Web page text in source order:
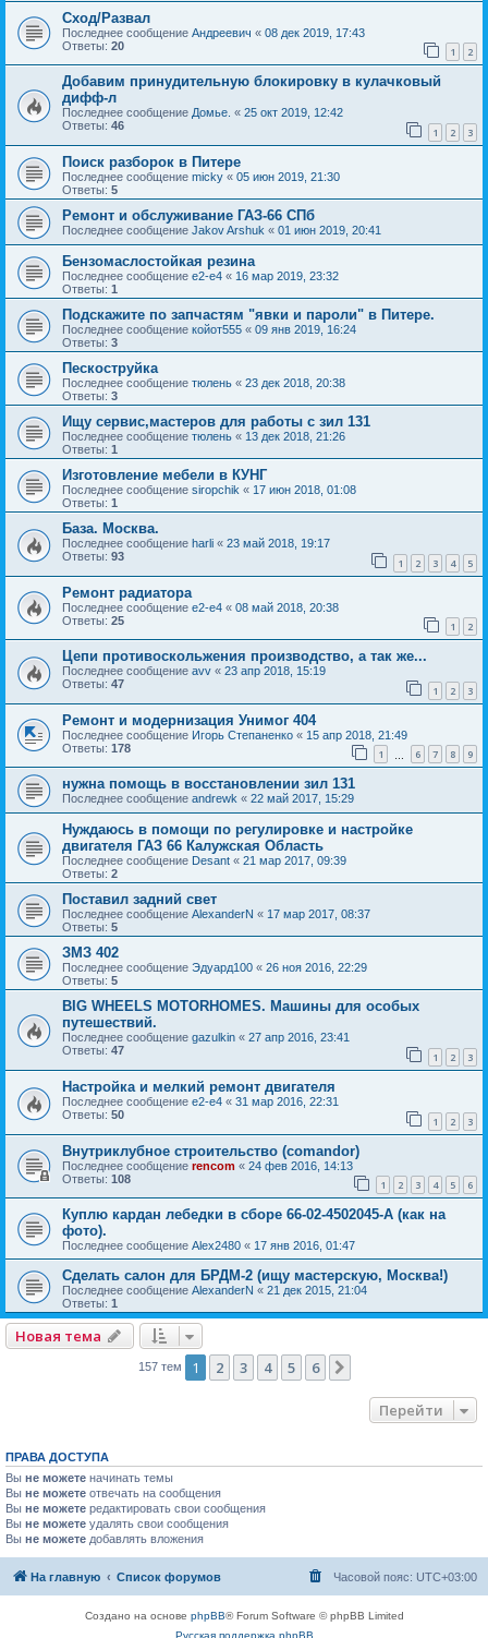
Сход/Развал
Последнее сообщение Андреевич « 08 дек 2019, 17:43
Ответы: 20 1 2
Добавим принудительную блокировку в кулачковый
дифф-л
Последнее сообщение Домье. « 25 окт 2019, 12:42
Ответы: 46 1 2 3
Поиск разборок в Питере
Последнее сообщение micky « 05 июн 2019, 21:30
Ответы: 5
Ремонт и обслуживание ГАЗ-66 СПб
Последнее сообщение Jakov Arshuk « 01 июн 2019, 20:41
Бензомаслостойкая резина
Последнее сообщение e2-e4 « 16 мар 2019, 23:32
Ответы: 1
Подскажите по запчастям "явки и пароли" в Питере.
Последнее сообщение койот555 « 09 янв 2019, 16:24
Ответы: 3
Пескоструйка
Последнее сообщение тюлень « 23 дек 2018, 20:38
Ответы: 3
Ищу сервис,мастеров для работы с зил 131
Последнее сообщение тюлень « 13 дек 2018, 21:26
Ответы: 1
Изготовление мебели в КУНГ
Последнее сообщение siropchik « 17 июн 2018, 01:08
Ответы: 1
База. Москва.
Последнее сообщение harli « 23 май 2018, 19:17
Ответы: 93 1 2 3 4 5
Ремонт радиатора
Последнее сообщение e2-e4 « 08 май 2018, 20:38
Ответы: 25 1 2
Цепи противоскольжения производство, а так же...
Последнее сообщение avv « 23 апр 2018, 15:19
Ответы: 47 1 2 3
Ремонт и модернизация Унимог 404
Последнее сообщение Игорь Степаненко « 15 апр 2018, 21:49
Ответы: 178 1 6 7 8 9
нужна помощь в восстановлении зил 131
Последнее сообщение andrewk « 22 май 2017, 15:29
Нуждаюсь в помощи по регулировке и настройке
двигателя ГАЗ 66 Калужская Область
Последнее сообщение Desant « 21 мар 2017, 09:39
Ответы: 2
Поставил задний свет
Последнее сообщение AlexanderN « 17 мар 2017, 08:37
Ответы: 5
ЗМЗ 402
Последнее сообщение Эдуард100 « 26 ноя 2016, 22:29
Ответы: 5
BIG WHEELS MOTORHOMES. Машины для особых
путешествий.
Последнее сообщение gazulkin « 27 апр 2016, 23:41
Ответы: 47 1 2 3
Настройка и мелкий ремонт двигателя
Последнее сообщение e2-e4 « 31 мар 2016, 22:31
Ответы: 50 1 2 3
Внутриклубное строительство (comandor)
Последнее сообщение rencom « 24 фев 2016, 14:13
Ответы: 108 1 2 3 4 5 6
Куплю кардан лебедки в сборе 66-02-4502045-А (как на
фото).
Последнее сообщение Alex2480 « 17 янв 2016, 01:47
Сделать салон для БРДМ-2 (ищу мастерскую, Москва!)
Последнее сообщение AlexanderN « 21 дек 2015, 21:04
Ответы: 1
Новая тема
157 тем 1 2 3 4 5 6
Перейти
ПРАВА ДОСТУПА
Вы не можете начинать темы
Вы не можете отвечать на сообщения
Вы не можете редактировать свои сообщения
Вы не можете удалять свои сообщения
Вы не можете добавлять вложения
На главную Список форумов Часовой пояс: UTC+03:00
Создано на основе phpBB® Forum Software © phpBB Limited